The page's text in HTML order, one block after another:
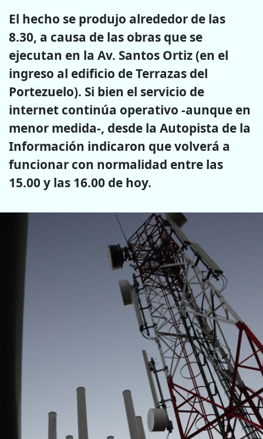
El hecho se produjo alrededor de las
8.30, a causa de las obras que se
ejecutan en la Av. Santos Ortiz (en el
ingreso al edificio de Terrazas del
Portezuelo). Si bien el servicio de
internet continúa operativo -aunque en
menor medida-, desde la Autopista de la
Información indicaron que volverá a
funcionar con normalidad entre las
15.00 y las 16.00 de hoy.